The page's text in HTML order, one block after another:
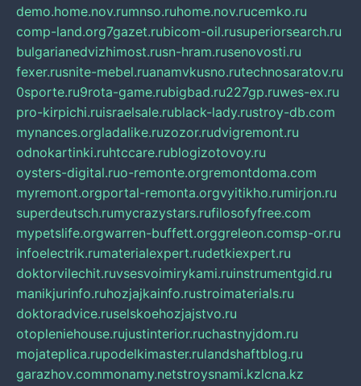
demo.home.nov.rumnso.ruhome.nov.rucemko.ru
comp-land.org7gazet.rubicom-oil.rusuperiorsearch.ru
bulgarianedvizhimost.rusn-hram.rusenovosti.ru
fexer.rusnite-mebel.ruanamvkusno.rutechnosaratov.ru
0sporte.ru9rota-game.rubigbad.ru227gp.ruwes-ex.ru
pro-kirpichi.ruisraelsale.rublack-lady.rustroy-db.com
mynances.orgladalike.ruzozor.rudvigremont.ru
odnokartinki.ruhtccare.rublogizotovoy.ru
oysters-digital.ruo-remonte.orgremontdoma.com
myremont.orgportal-remonta.orgvyitikho.rumirjon.ru
superdeutsch.rumycrazystars.rufilosofyfree.com
mypetslife.orgwarren-buffett.orggreleon.comsp-or.ru
infoelectrik.rumaterialexpert.rudetkiexpert.ru
doktorvilechit.ruvsesvoimirykami.ruinstrumentgid.ru
manikjurinfo.ruhozjajkainfo.rustroimaterials.ru
doktoradvice.ruselskoehozjajstvo.ru
otopleniehouse.rujustinterior.ruchastnyjdom.ru
mojateplica.rupodelkimaster.rulandshaftblog.ru
garazhov.commonamy.netstroysnami.kzlcna.kz